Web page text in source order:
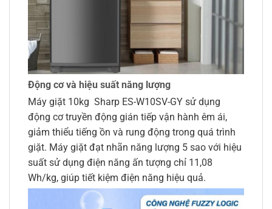
Động cơ và hiệu suất năng lượng
Máy giặt 10kg Sharp ES-W10SV-GY sử dụng
động cơ truyền động gián tiếp vận hành êm ái,
giảm thiểu tiếng ồn và rung động trong quá trình
giặt. Máy giặt đạt nhãn năng lượng 5 sao với hiệu
suất sử dụng điện năng ấn tượng chỉ 11,08
Wh/kg, giúp tiết kiệm điện năng hiệu quả.